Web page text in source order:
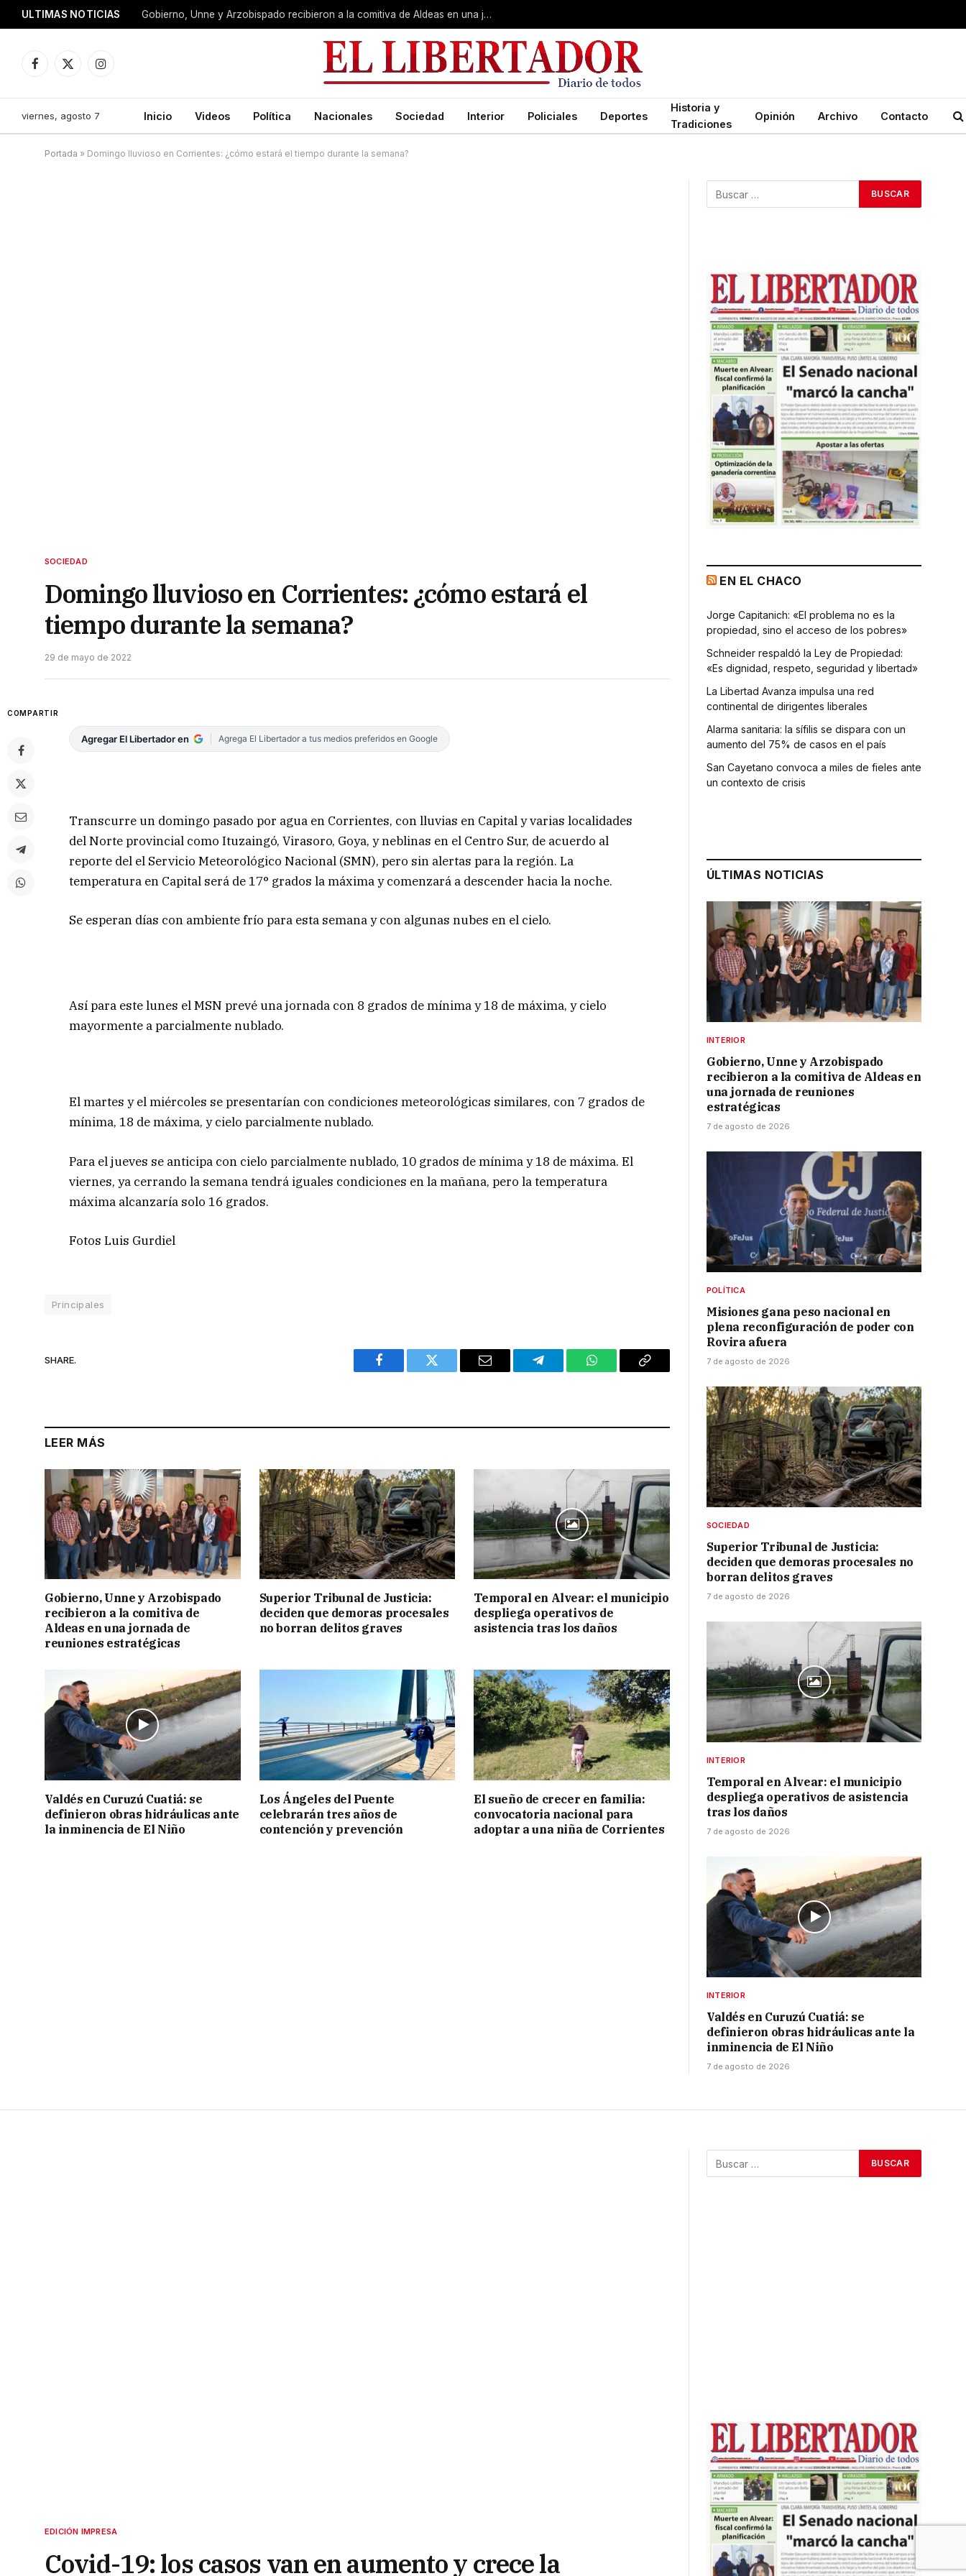
ULTIMAS NOTICIAS Gobierno, Unne y Arzobispado recibieron a la comitiva de Aldeas en una jornada de reuniones estratégicas
Facebook
X
Instagram
viernes, agosto 7 Inicio Videos Política Nacionales Sociedad Interior Policiales Deportes
Historia y
Tradiciones
Opinión Archivo Contacto
Portada » Domingo lluvioso en Corrientes: ¿cómo estará el tiempo durante la semana?
SOCIEDAD
Domingo lluvioso en Corrientes: ¿cómo estará el
tiempo durante la semana?
29 de mayo de 2022
COMPARTIR
Agregar El Libertador en Agrega El Libertador a tus medios preferidos en Google
Transcurre un domingo pasado por agua en Corrientes, con lluvias en Capital y varias localidades
del Norte provincial como Ituzaingó, Virasoro, Goya, y neblinas en el Centro Sur, de acuerdo al
reporte del el Servicio Meteorológico Nacional (SMN), pero sin alertas para la región. La
temperatura en Capital será de 17° grados la máxima y comenzará a descender hacia la noche.
Se esperan días con ambiente frío para esta semana y con algunas nubes en el cielo.
Así para este lunes el MSN prevé una jornada con 8 grados de mínima y 18 de máxima, y cielo
mayormente a parcialmente nublado.
El martes y el miércoles se presentarían con condiciones meteorológicas similares, con 7 grados de
mínima, 18 de máxima, y cielo parcialmente nublado.
Para el jueves se anticipa con cielo parcialmente nublado, 10 grados de mínima y 18 de máxima. El
viernes, ya cerrando la semana tendrá iguales condiciones en la mañana, pero la temperatura
máxima alcanzaría solo 16 grados.
Fotos Luis Gurdiel
Principales
SHARE.
Facebook Twitter Email Telegram WhatsAppCopy
LEER MÁS
Gobierno, Unne y Arzobispado
recibieron a la comitiva de
Aldeas en una jornada de
reuniones estratégicas
Superior Tribunal de Justicia:
deciden que demoras procesales
no borran delitos graves
Temporal en Alvear: el municipio
despliega operativos de
asistencia tras los daños
Valdés en Curuzú Cuatiá: se
definieron obras hidráulicas ante
la inminencia de El Niño
Los Ángeles del Puente
celebrarán tres años de
contención y prevención
El sueño de crecer en familia:
convocatoria nacional para
adoptar a una niña de Corrientes
EN EL CHACO
Jorge Capitanich: «El problema no es la
propiedad, sino el acceso de los pobres»
Schneider respaldó la Ley de Propiedad:
«Es dignidad, respeto, seguridad y libertad»
La Libertad Avanza impulsa una red
continental de dirigentes liberales
Alarma sanitaria: la sífilis se dispara con un
aumento del 75% de casos en el país
San Cayetano convoca a miles de fieles ante
un contexto de crisis
ÚLTIMAS NOTICIAS
INTERIOR
Gobierno, Unne y Arzobispado
recibieron a la comitiva de Aldeas en
una jornada de reuniones
estratégicas
7 de agosto de 2026
POLÍTICA
Misiones gana peso nacional en
plena reconfiguración de poder con
Rovira afuera
7 de agosto de 2026
SOCIEDAD
Superior Tribunal de Justicia:
deciden que demoras procesales no
borran delitos graves
7 de agosto de 2026
INTERIOR
Temporal en Alvear: el municipio
despliega operativos de asistencia
tras los daños
7 de agosto de 2026
INTERIOR
Valdés en Curuzú Cuatiá: se
definieron obras hidráulicas ante la
inminencia de El Niño
7 de agosto de 2026
EDICIÓN IMPRESA
Covid-19: los casos van en aumento y crece la